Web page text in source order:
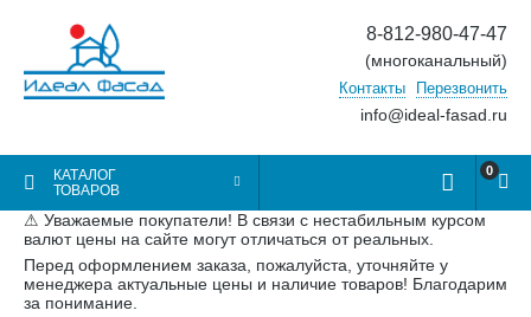
8-812-980-47-47
(многоканальный)
Контакты Перезвонить
info@ideal-fasad.ru
КАТАЛОГ
ТОВАРОВ
0
⚠ Уважаемые покупатели! В связи с нестабильным курсом
валют цены на сайте могут отличаться от реальных.
Перед оформлением заказа, пожалуйста, уточняйте у
менеджера актуальные цены и наличие товаров! Благодарим
за понимание.